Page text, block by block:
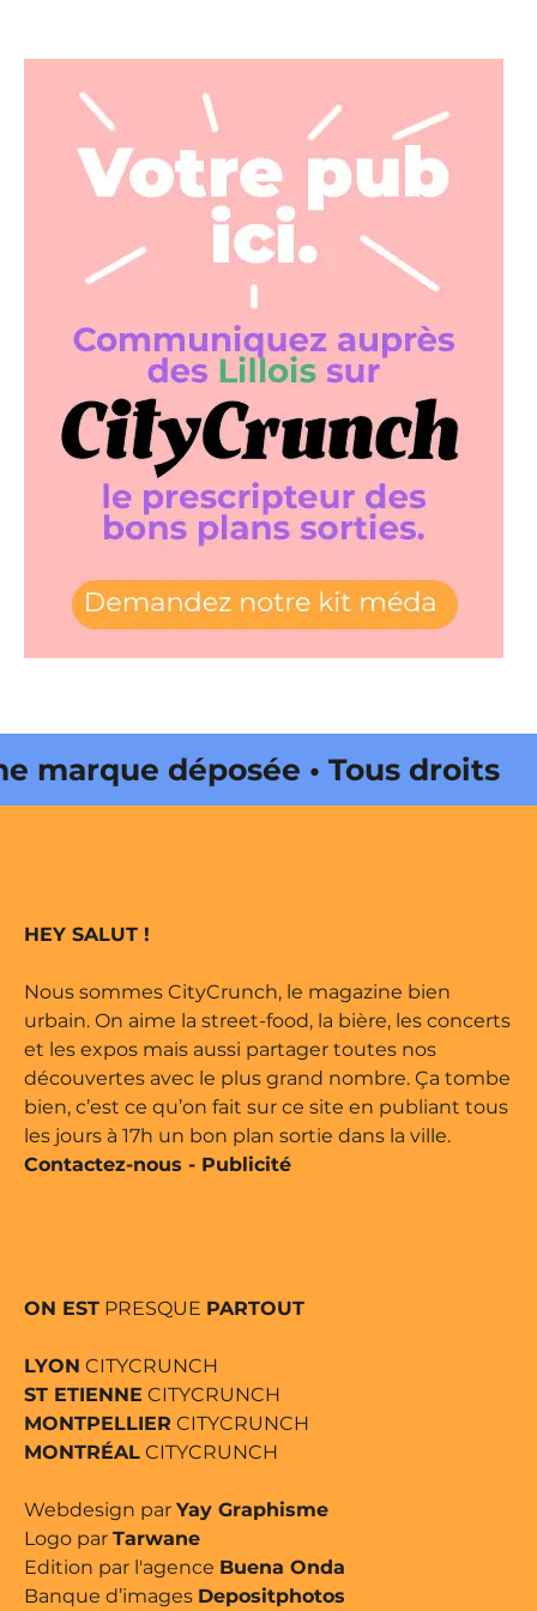
déposée • Tous droits
par Buena Onda Web •
HEY SALUT !
Nous sommes CityCrunch, le magazine bien
urbain. On aime la street-food, la bière, les concerts
et les expos mais aussi partager toutes nos
découvertes avec le plus grand nombre. Ça tombe
bien, c’est ce qu’on fait sur ce site en publiant tous
les jours à 17h un bon plan sortie dans la ville.
Contactez-nous - Publicité
ON EST PRESQUE PARTOUT
LYON CITYCRUNCH
ST ETIENNE CITYCRUNCH
MONTPELLIER CITYCRUNCH
MONTRÉAL CITYCRUNCH
Webdesign par Yay Graphisme
Logo par Tarwane
Edition par l'agence Buena Onda
Banque d’images Depositphotos